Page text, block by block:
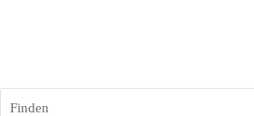
Finden